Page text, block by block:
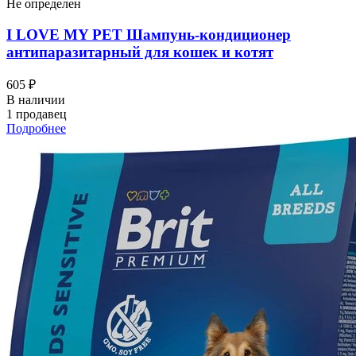
Не определен
I LOVЕ MY PET Шампунь-кондиционер
антипаразитарный для кошек и котят
605 ₽
В наличии
1 продавец
Подробнее